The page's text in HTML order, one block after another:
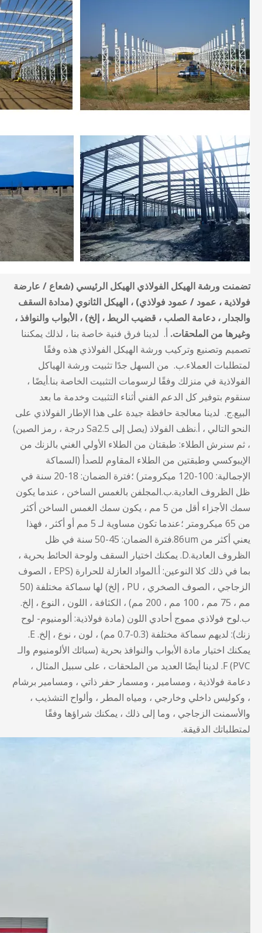
تضمنت ورشة الهيكل الفولاذي الهيكل الرئيسي (شعاع / عارضة
فولاذية ، عمود / عمود فولاذي) ، الهيكل الثانوي (مدادة السقف
والجدار ، دعامة الصلب ، قضيب الربط ، إلخ) ، الأبواب والنوافذ ،
وغيرها من الملحقات. أ. لدينا فرق فنية خاصة بنا ، لذلك يمكننا
تصميم وتصنيع وتركيب ورشة الهيكل الفولاذي هذه وفقًا
لمتطلبات العملاء.ب. من السهل جدًا تثبيت ورشة الهياكل
الفولاذية في منزلك وفقًا لرسومات التثبيت الخاصة بنا.أيضًا ،
سنقوم بتوفير كل الدعم الفني أثناء التثبيت وخدمة ما بعد
البيع.ج. لدينا معالجة حافظة جيدة على هذا الإطار الفولاذي على
النحو التالي ، أ.نظف الفولاذ (يصل إلى Sa2.5 درجة ، رمز الصين)
، ثم سنرش الطلاء: طبقتان من الطلاء الأولي الغني بالزنك من
الإيبوكسي وطبقتين من الطلاء المقاوم للصدأ (السماكة
الإجمالية: 100-120 ميكرومتر) ؛فترة الضمان: 18-20 سنة في
ظل الظروف العادية.ب.المجلفن بالغمس الساخن ، عندما يكون
سمك الأجزاء أقل من 5 مم ، يكون سمك الغمس الساخن أكثر
من 65 ميكرومتر ؛عندما تكون مساوية لـ 5 مم أو أكثر ، فهذا
يعني أكثر من 86um.فترة الضمان: 45-50 سنة في ظل
الظروف العادية.D. يمكنك اختيار السقف ولوحة الحائط بحرية ،
بما في ذلك كلا النوعين: أ.المواد العازلة للحرارة (EPS ، الصوف
الزجاجي ، الصوف الصخري ، PU ، إلخ) لها سماكة مختلفة (50
مم ، 75 مم ، 100 مم ، 200 مم) ، الكثافة ، اللون ، النوع ، إلخ.
ب.لوح فولاذي مموج أحادي اللون (مادة فولاذية: ألومنيوم- لوح
زنك): لديهم سماكة مختلفة (0.3-0.7 مم) ، لون ، نوع ، إلخ. E.
يمكنك اختيار مادة الأبواب والنوافذ بحرية (سبائك الألومنيوم والـ
PVC) F. لدينا أيضًا العديد من الملحقات ، على سبيل المثال ،
دعامة فولاذية ، ومسامير ، ومسمار حفر ذاتي ، ومسامير برشام
، وكوليس داخلي وخارجي ، ومياه المطر ، وألواح التشذيب ،
والأسمنت الزجاجي ، وما إلى ذلك ، يمكنك شراؤها وفقًا
لمتطلباتك الدقيقة.